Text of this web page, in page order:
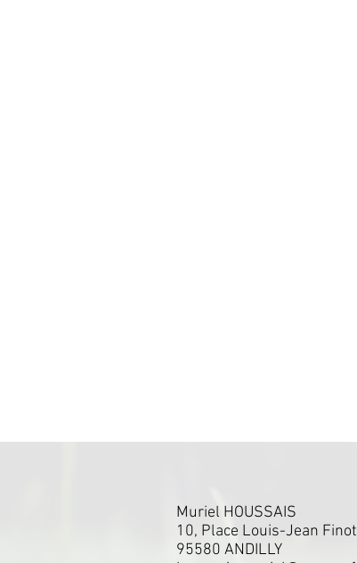
Muriel HOUSSAIS
10, Place Louis-Jean Finot
95580 ANDILLY